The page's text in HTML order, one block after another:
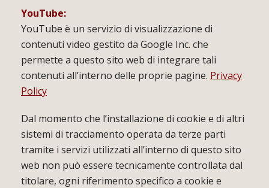
YouTube:
YouTube è un servizio di visualizzazione di
contenuti video gestito da Google Inc. che
permette a questo sito web di integrare tali
contenuti all’interno delle proprie pagine. Privacy
Policy
Dal momento che l’installazione di cookie e di altri
sistemi di tracciamento operata da terze parti
tramite i servizi utilizzati all’interno di questo sito
web non può essere tecnicamente controllata dal
titolare, ogni riferimento specifico a cookie e